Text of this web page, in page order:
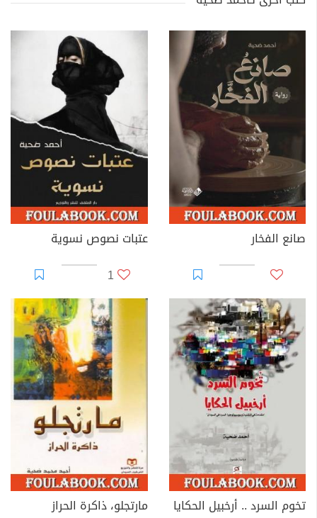
صانع الفخار
عتبات نصوص نسوية
1
تخوم السرد .. أرخبيل الحكايا
مارتجلو، ذاكرة الحراز